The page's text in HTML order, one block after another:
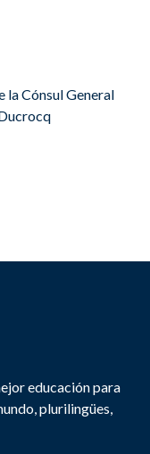
la Cónsul General
educación para
plurilingües,